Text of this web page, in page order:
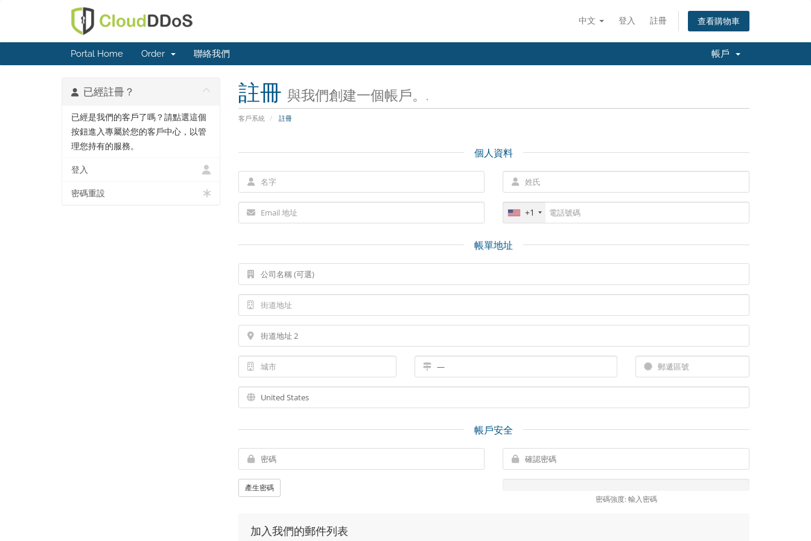
中文 登入 註冊 查看購物車
Portal Home Order 聯絡我們 帳戶
註冊 與我們創建一個帳戶。.
客戶系統 註冊
已經註冊？
已經是我們的客戶了嗎？請點選這個
按鈕進入專屬於您的客戶中心，以管
理您持有的服務。
登入
密碼重設
個人資料
+1
帳單地址
帳戶安全
產生密碼
密碼強度: 輸入密碼
加入我們的郵件列表